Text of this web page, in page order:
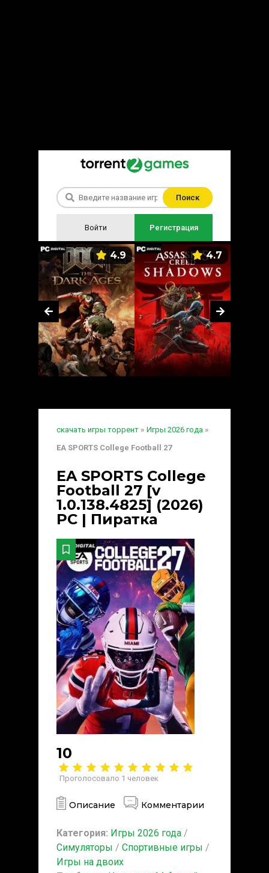
Поиск
Войти Регистрация
4.9 4.7
скачать игры торрент » Игры 2026 года »
EA SPORTS College Football 27
EA SPORTS College
Football 27 [v
1.0.138.4825] (2026)
PC | Пиратка
10
Проголосовало 1 человек
Описание Комментарии
Категория: Игры 2026 года /
Симуляторы / Спортивные игры /
Игры на двоих